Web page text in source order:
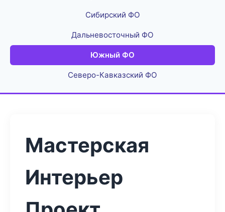
Сибирский ФО
Дальневосточный ФО
Южный ФО
Северо-Кавказский ФО
Мастерская
Интерьер